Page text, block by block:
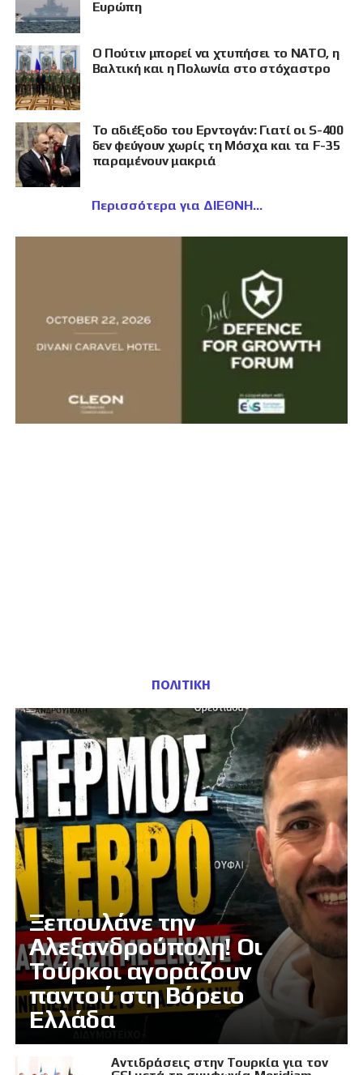
Ευρώπη
Ο Πούτιν μπορεί να χτυπήσει το ΝΑΤΟ, η
Βαλτική και η Πολωνία στο στόχαστρο
Το αδιέξοδο του Ερντογάν: Γιατί οι S-400
δεν φεύγουν χωρίς τη Μόσχα και τα F-35
παραμένουν μακριά
Περισσότερα για ΔΙΕΘΝΗ
ΠΟΛΙΤΙΚΗ
Ξεπουλάνε την
Αλεξανδρούπολη! Οι
Τούρκοι αγοράζουν
παντού στη Βόρειο
Ελλάδα
Αντιδράσεις στην Τουρκία για τον